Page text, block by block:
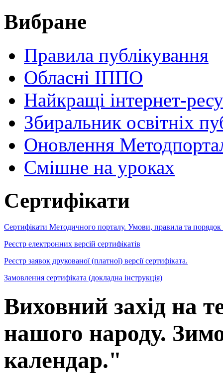
Вибране
Правила публікування
Обласні ІППО
Найкращі інтернет-
Збиральник освітніх
Оновлення
Cмішне на уроках
Сертифікати
Сертифікати Методичного порталу. Умови, правила та порядок
Реєстр електронних версій сертифікатів
Реєстр заявок друкованої (платної) версії сертифіката.
Замовлення сертифіката (докладна інструкція)
Виховний захід на
нашого народу.
календар."